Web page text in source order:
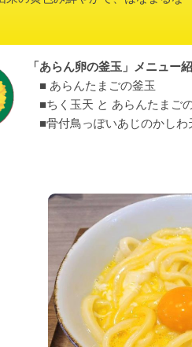
「あらん卵の釜玉」メニュー
■ あらんたまごの釜玉
■ちく玉天 と あらんたまご
■骨付鳥っぽいあじのかしわ